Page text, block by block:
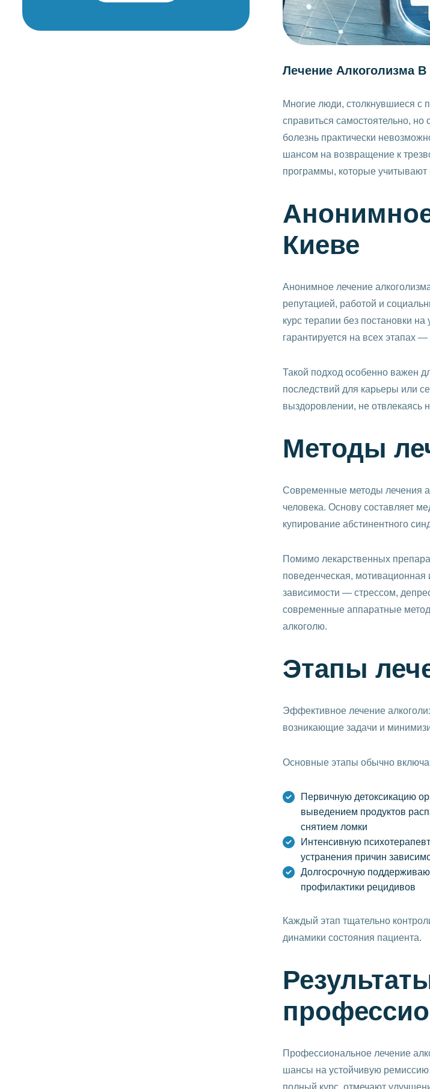
Лечение Алкоголизма В
Многие люди, столкнувшиеся с
справиться самостоятельно,
болезнь практически
шансом на возвращение к
программы, которые учитывают
Киеве
Анонимное лечение
репутацией, работой и
курс терапии без постановки
гарантируется на всех этапах
Такой подход особенно важен
последствий для карьеры или
выздоровлении, не отвлекаясь
Методы
Современные методы лечения
человека. Основу составляет
купирование абстинентного
Помимо лекарственных
поведенческая,
зависимости — стрессом,
современные аппаратные
алкоголю.
Этапы
Эффективное лечение
возникающие задачи и
Основные этапы обычно
Первичную детоксикацию
выведением продуктов
снятием ломки
Интенсивную
устранения причин
Долгосрочную
профилактики рецидивов
Каждый этап тщательно
динамики состояния пациента.
Профессиональное лечение
шансы на устойчивую
полный курс, отмечают